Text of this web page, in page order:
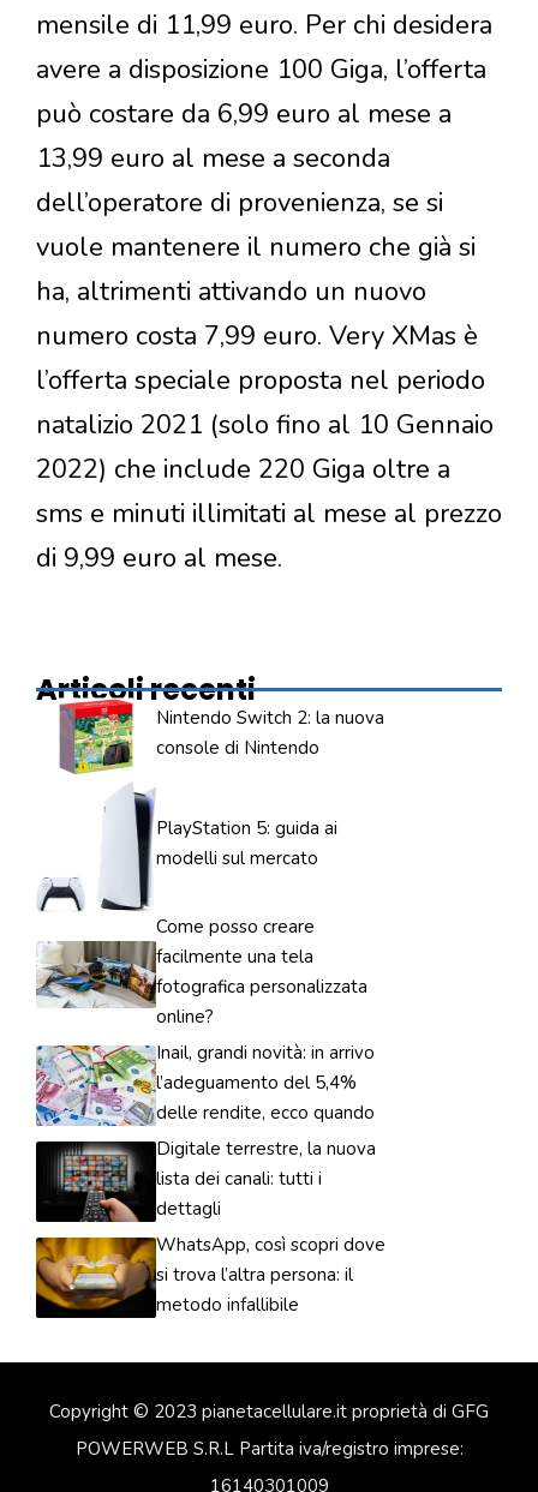
mensile di 11,99 euro. Per chi desidera
avere a disposizione 100 Giga, l’offerta
può costare da 6,99 euro al mese a
13,99 euro al mese a seconda
dell’operatore di provenienza, se si
vuole mantenere il numero che già si
ha, altrimenti attivando un nuovo
numero costa 7,99 euro. Very XMas è
l’offerta speciale proposta nel periodo
natalizio 2021 (solo fino al 10 Gennaio
2022) che include 220 Giga oltre a
sms e minuti illimitati al mese al prezzo
di 9,99 euro al mese.
Articoli recenti
Nintendo Switch 2: la nuova
console di Nintendo
PlayStation 5: guida ai
modelli sul mercato
Come posso creare
facilmente una tela
fotografica personalizzata
online?
Inail, grandi novità: in arrivo
l’adeguamento del 5,4%
delle rendite, ecco quando
Digitale terrestre, la nuova
lista dei canali: tutti i
dettagli
WhatsApp, così scopri dove
si trova l’altra persona: il
metodo infallibile
Copyright © 2023 pianetacellulare.it proprietà di GFG
POWERWEB S.R.L Partita iva/registro imprese:
16140301009